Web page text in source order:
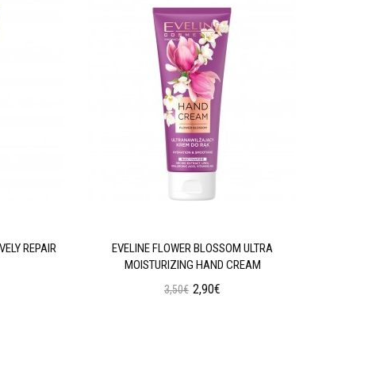
REPAIR
EVELINE FLOWER BLOSSOM ULTRA
MOISTURIZING HAND CREAM
3,50€ 2,90€